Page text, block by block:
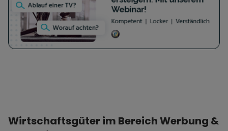
Wirtschaftsgüter im Bereich Werbung &